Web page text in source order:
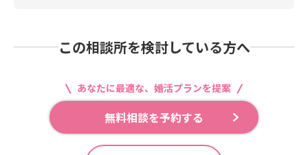
この相談所を検討している方へ
あなたに最適な、婚活プランを提案
無料相談を予約する